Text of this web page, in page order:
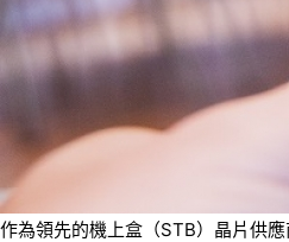
作為領先的機上盒（STB）晶片供